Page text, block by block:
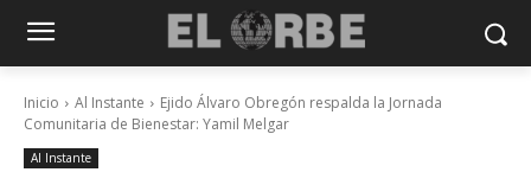
Inicio Al Instante
Ejido Álvaro Obregón respalda la Jornada
Comunitaria de Bienestar: Yamil Melgar
Al Instante